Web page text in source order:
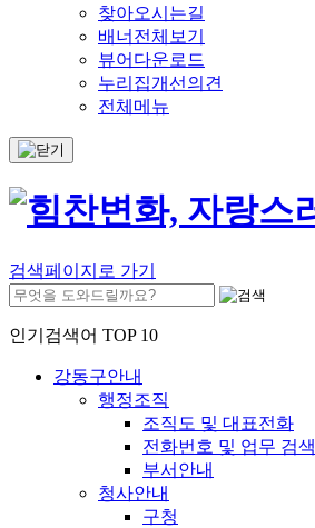
찾아오시는길
배너전체보기
뷰어다운로드
누리집개선의견
전체메뉴
검색페이지로 가기
인기검색어 TOP 10
강동구안내
행정조직
조직도 및 대표전화
전화번호 및 업무 검색
부서안내
청사안내
구청